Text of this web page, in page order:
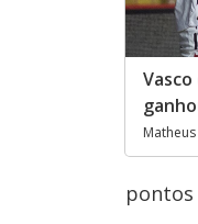
pontos